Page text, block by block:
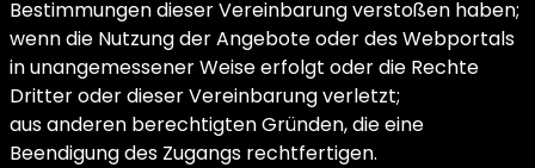
Bestimmungen dieser Vereinbarung verstoßen haben;
wenn die Nutzung der Angebote oder des Webportals
in unangemessener Weise erfolgt oder die Rechte
Dritter oder dieser Vereinbarung verletzt;
aus anderen berechtigten Gründen, die eine
Beendigung des Zugangs rechtfertigen.